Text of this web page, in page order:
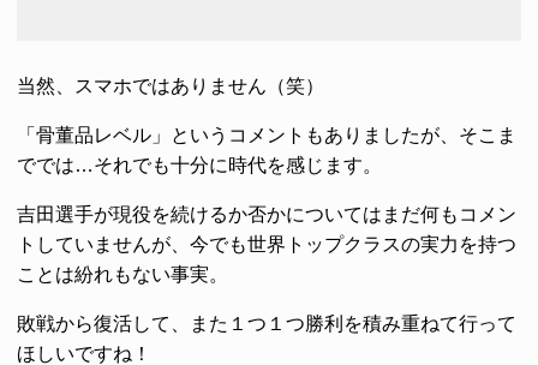
当然、スマホではありません（笑）
「骨董品レベル」というコメントもありましたが、そこま
ででは…それでも十分に時代を感じます。
吉田選手が現役を続けるか否かについてはまだ何もコメン
トしていませんが、今でも世界トップクラスの実力を持つ
ことは紛れもない事実。
敗戦から復活して、また１つ１つ勝利を積み重ねて行って
ほしいですね！